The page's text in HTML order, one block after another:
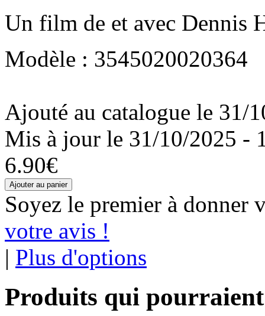
Un film de et avec Dennis
Modèle : 3545020020364
Ajouté au catalogue le 31/
Mis à jour le 31/10/2025 -
6.90€
Soyez le premier à donner
votre avis !
| Plus d'options
Produits qui